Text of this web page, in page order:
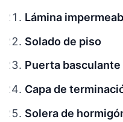
Lámina
Solado de piso
Puerta basculante
Capa de
Solera de